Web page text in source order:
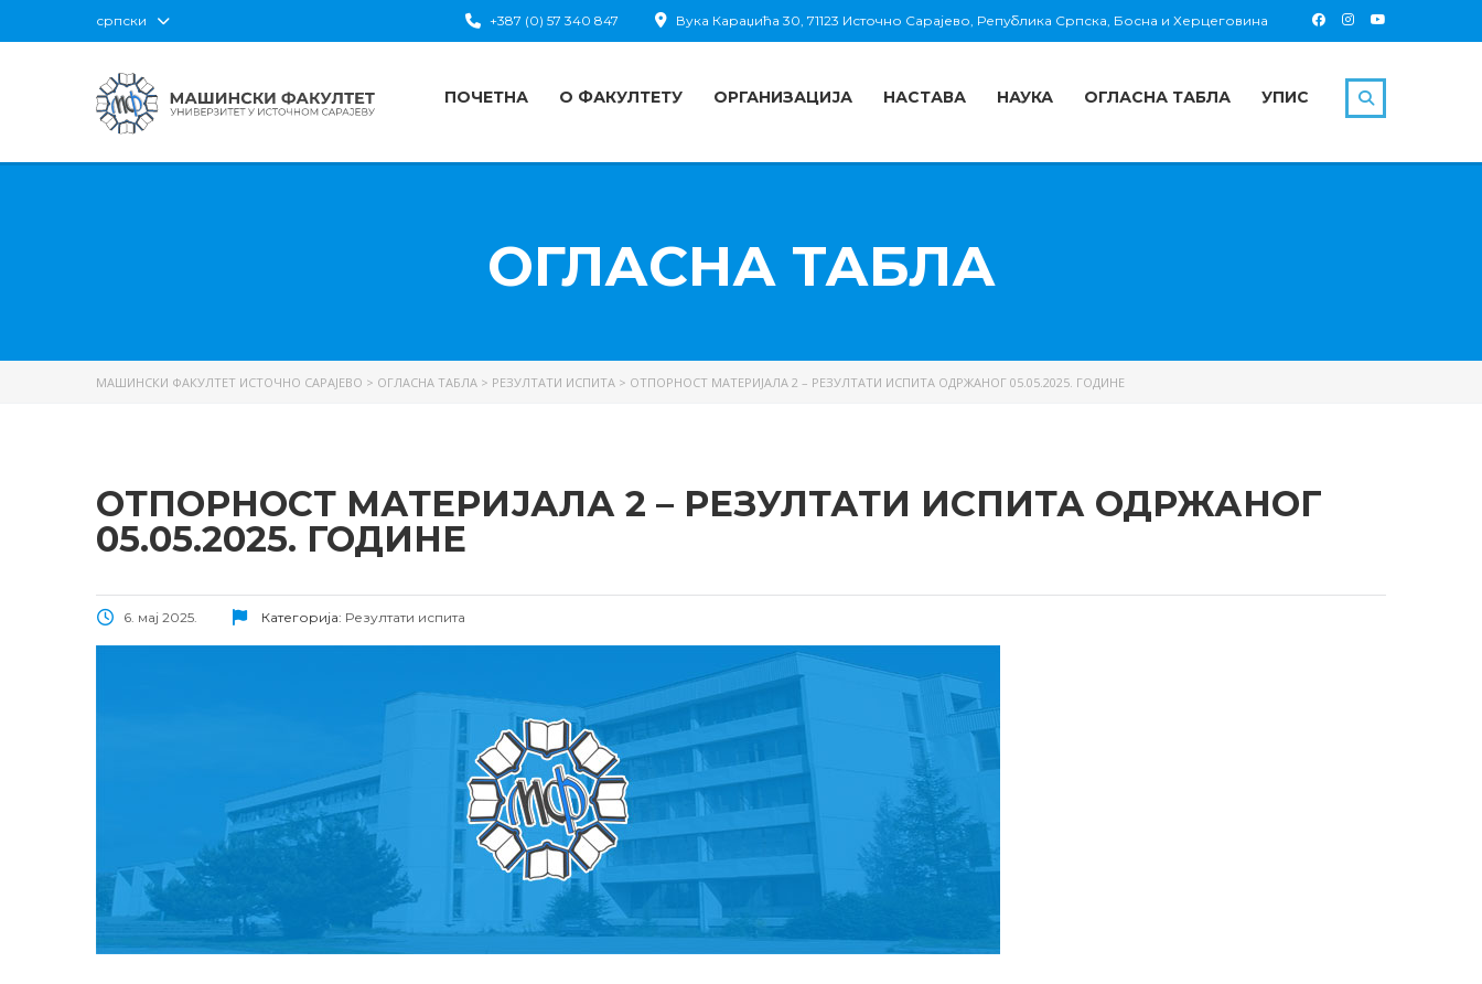
српски Вука Караџића 30, 71123 Источно Сарајево, Република Српска, Босна и Херцеговина
+387 (0) 57 340 847
ПОЧЕТНА О ФАКУЛТЕТУ ОРГАНИЗАЦИЈА НАСТАВА НАУКА ОГЛАСНА ТАБЛА УПИС
ОГЛАСНА ТАБЛА
МАШИНСКИ ФАКУЛТЕТ ИСТОЧНО САРАЈЕВО > ОГЛАСНА ТАБЛА > РЕЗУЛТАТИ ИСПИТА > ОТПОРНОСТ МАТЕРИЈАЛА 2 – РЕЗУЛТАТИ ИСПИТА ОДРЖАНОГ 05.05.2025. ГОДИНЕ
ОТПОРНОСТ МАТЕРИЈАЛА 2 – РЕЗУЛТАТИ ИСПИТА ОДРЖАНОГ
05.05.2025. ГОДИНЕ
6. мај 2025. Категорија: Резултати испита